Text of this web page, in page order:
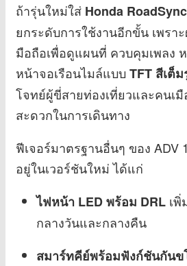
ถ้ารุ่นใหม่ใส่ Honda RoadSync
ยกระดับการใช้งานอีกขั้น เพรา
มือถือเพื่อดูแผนที่ ควบคุมเพลง
หน้าจอเรือนไมล์แบบTFT สีเต็
โจทย์ผู้ขี่สายท่องเที่ยวและคนเ
สะดวกในการเดินทาง
ฟีเจอร์มาตรฐานอื่นๆ ของ ADV
อยู่ในเวอร์ชันใหม่ ได้แก่
ไฟหน้า LED พร้อม DRL เ
กลางวันและกลางคืน
สมาร์ทคีย์พร้อมฟังก์ชันกัน